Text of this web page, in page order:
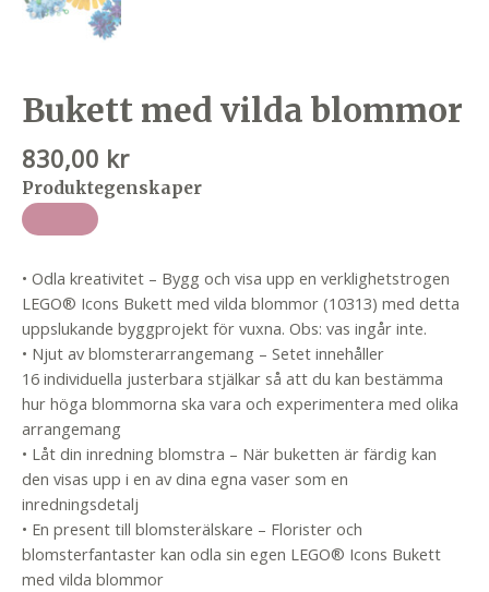
Bukett med vilda blommor
830,00 kr
Produktegenskaper
• Odla kreativitet – Bygg och visa upp en verklighetstrogen
LEGO® Icons Bukett med vilda blommor (10313) med detta
uppslukande byggprojekt för vuxna. Obs: vas ingår inte.
• Njut av blomsterarrangemang – Setet innehåller
16 individuella justerbara stjälkar så att du kan bestämma
hur höga blommorna ska vara och experimentera med olika
arrangemang
• Låt din inredning blomstra – När buketten är färdig kan
den visas upp i en av dina egna vaser som en
inredningsdetalj
• En present till blomsterälskare – Florister och
blomsterfantaster kan odla sin egen LEGO® Icons Bukett
med vilda blommor